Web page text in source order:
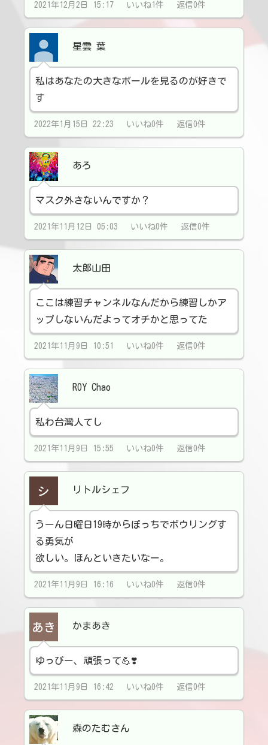
2021年12月2日 15:17 いいね1件 返信0件
星雲 葉
私はあなたの大きなボールを見るのが好きで
す
2022年1月15日 22:23 いいね0件 返信0件
あろ
マスク外さないんですか？
2021年11月12日 05:03 いいね0件 返信0件
太郎山田
ここは練習チャンネルなんだから練習しかア
ップしないんだよってオチかと思ってた
2021年11月9日 10:51 いいね0件 返信0件
ROY Chao
私わ台灣人てし
2021年11月9日 15:55 いいね0件 返信0件
リトルシェフ
うーん日曜日19時からぼっちでボウリングす
る勇気が
欲しい。ほんといきたいなー。
2021年11月9日 16:16 いいね0件 返信0件
かまあき
ゆっぴー、頑張って💪❣️
2021年11月9日 16:42 いいね0件 返信0件
森のたむさん